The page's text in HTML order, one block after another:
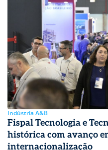
Indústria A&B
Fispal Tecnologia e
histórica com avanço
internacionalização